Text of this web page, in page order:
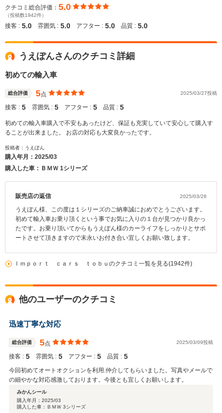
クチコミ総合評価： 5.0
（投稿数1942件）
接客 : 5.0 雰囲気 : 5.0 アフター : 5.0 品質 : 5.0
うえぽんさんのクチコミ詳細
初めての輸入車
総合評価 5点 2025/03/27投稿
接客 : 5 雰囲気 : 5 アフター : 5 品質 : 5
初めての輸入車購入で不安もあったけど、保証も充実していて安心して購入す
ることが出来ました。 お店の対応も大変良かったです。
投稿者：うえぽん
購入年月： 2025/03
購入した車：ＢＭＷ 1シリーズ
販売店の返信 2025/03/28
うえぽん様、この度は１シリーズのご納車誠におめでとうございます。
初めて輸入車お乗り頂くという事でお気に入りの１台が見つかり良かっ
たです。お乗り頂いてからもうえぽん様のカーライフをしっかりとサポ
ートさせて頂きますので末永いお付き合い宜しくお願い致します。
Ｉｍｐｏｒｔ ｃａｒｓ ｔｏｂｕのクチコミ一覧を見る(1942件)
他のユーザーのクチコミ
迅速丁寧な対応
総合評価 5点 2025/03/09投稿
接客 : 5 雰囲気 : 5 アフター : 5 品質 : 5
今回初めてオートオクションを利用.仲介してもらいました。写真やメールで
の細やかな対応感激しております。今後とも宜しくお願いします。
みかんシール
購入年月： 2025/03
購入した車：ＢＭＷ 3シリーズ